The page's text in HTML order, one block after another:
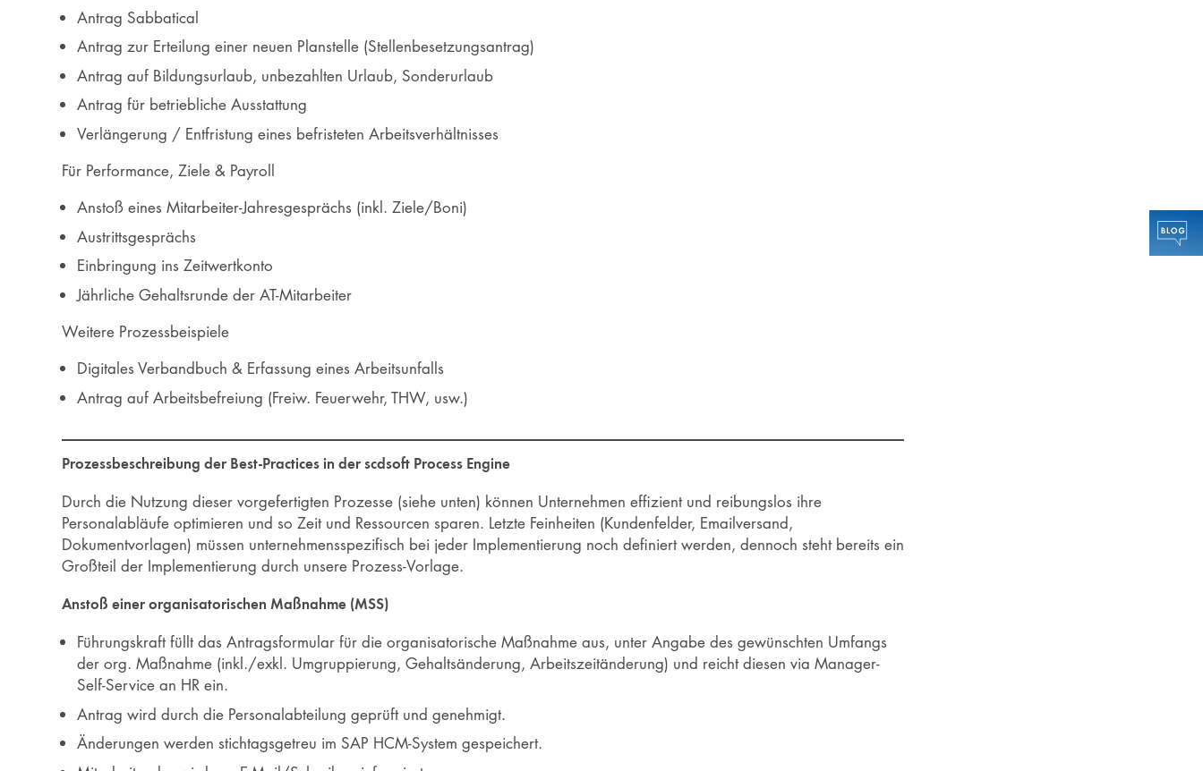
Antrag Sabbatical
Antrag zur Erteilung einer neuen Planstelle (Stellenbesetzungsantrag)
Antrag auf Bildungsurlaub, unbezahlten Urlaub, Sonderurlaub
Antrag für betriebliche Ausstattung
Verlängerung / Entfristung eines befristeten Arbeitsverhältnisses
Für Performance, Ziele & Payroll
Anstoß eines Mitarbeiter-Jahresgesprächs (inkl. Ziele/Boni)
Austrittsgesprächs
Einbringung ins Zeitwertkonto
Jährliche Gehaltsrunde der AT-Mitarbeiter
Weitere Prozessbeispiele
Digitales Verbandbuch & Erfassung eines Arbeitsunfalls
Antrag auf Arbeitsbefreiung (Freiw. Feuerwehr, THW, usw.)
Prozessbeschreibung der Best-Practices in der scdsoft Process Engine
Durch die Nutzung dieser vorgefertigten Prozesse (siehe unten) können Unternehmen effizient und reibungslos ihre
Personalabläufe optimieren und so Zeit und Ressourcen sparen. Letzte Feinheiten (Kundenfelder, Emailversand,
Dokumentvorlagen) müssen unternehmensspezifisch bei jeder Implementierung noch definiert werden, dennoch steht bereits ein
Großteil der Implementierung durch unsere Prozess-Vorlage.
Anstoß einer organisatorischen Maßnahme (MSS)
Führungskraft füllt das Antragsformular für die organisatorische Maßnahme aus, unter Angabe des gewünschten Umfangs
der org. Maßnahme (inkl./exkl. Umgruppierung, Gehaltsänderung, Arbeitszeitänderung) und reicht diesen via Manager-
Self-Service an HR ein.
Antrag wird durch die Personalabteilung geprüft und genehmigt.
Änderungen werden stichtagsgetreu im SAP HCM-System gespeichert.